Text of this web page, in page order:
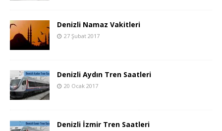
Denizli Namaz Vakitleri
27 Şubat 2017
Denizli Aydın Tren Saatleri
20 Ocak 2017
Denizli İzmir Tren Saatleri